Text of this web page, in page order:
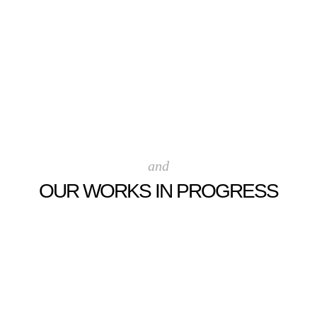
and
OUR WORKS IN PROGRESS